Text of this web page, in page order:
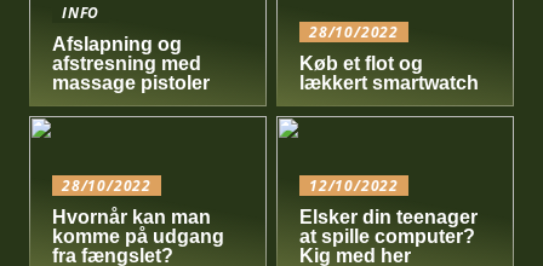
INFO
Afslapning og
afstresning med
massage pistoler
28/10/2022
Køb et flot og
lækkert smartwatch
28/10/2022
Hvornår kan man
komme på udgang
fra fængslet?
12/10/2022
Elsker din teenager
at spille computer?
Kig med her